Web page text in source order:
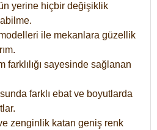
yerine hiçbir değişiklik
ile mekanlara güzellik
farklılığı sayesinde sağlanan
farklı ebat ve boyutlarda
zenginlik katan geniş renk